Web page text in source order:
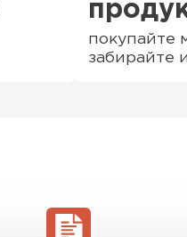
покупайте
забирайте